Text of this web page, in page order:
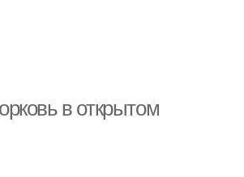
в открытом